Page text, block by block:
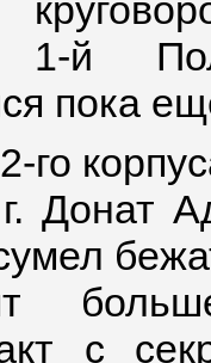
й
пока
го
Донат
с